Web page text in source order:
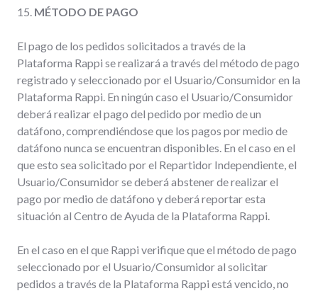
15. MÉTODO DE PAGO
El pago de los pedidos solicitados a través de la
Plataforma Rappi se realizará a través del método de pago
registrado y seleccionado por el Usuario/Consumidor en la
Plataforma Rappi. En ningún caso el Usuario/Consumidor
deberá realizar el pago del pedido por medio de un
datáfono, comprendiéndose que los pagos por medio de
datáfono nunca se encuentran disponibles. En el caso en el
que esto sea solicitado por el Repartidor Independiente, el
Usuario/Consumidor se deberá abstener de realizar el
pago por medio de datáfono y deberá reportar esta
situación al Centro de Ayuda de la Plataforma Rappi.
En el caso en el que Rappi verifique que el método de pago
seleccionado por el Usuario/Consumidor al solicitar
pedidos a través de la Plataforma Rappi está vencido, no